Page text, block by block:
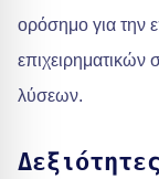
ορόσημο για την
λύσεων.